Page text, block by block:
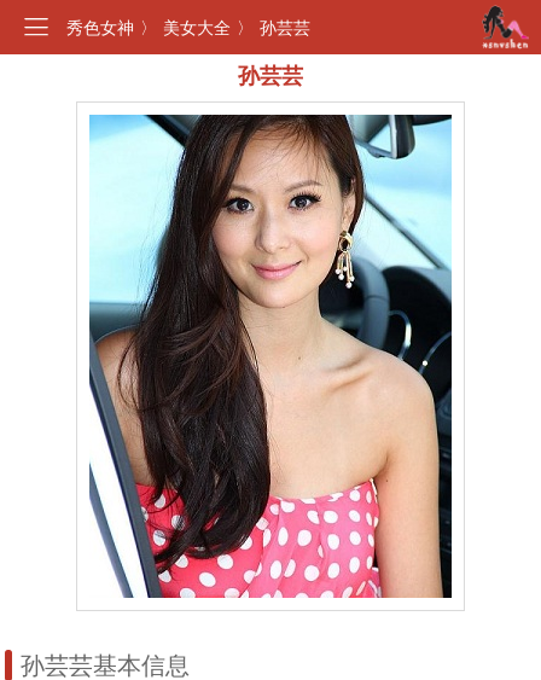
秀色女神 〉 美女大全 〉 孙芸芸
孙芸芸
孙芸芸基本信息